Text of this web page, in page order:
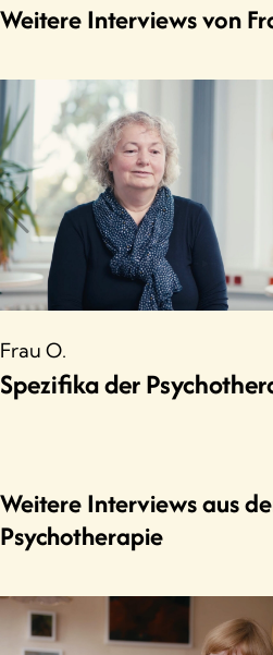
Weitere Interviews von
Frau O.
Spezifika der
Weitere Interviews aus
Psychotherapie